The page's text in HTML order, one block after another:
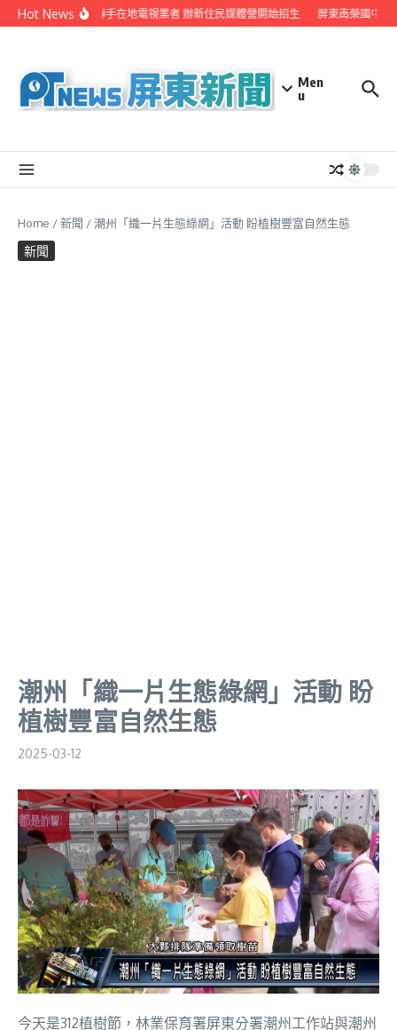
Skip to content
Hot News屏縣府聯手在地電視業者 辦新住民媒體營開始招生 屏東南榮國中赴
Men
u
Home /新聞 /潮州「織一片生態綠網」活動 盼植樹豐富自然生態
新聞
潮州「織一片生態綠網」活動 盼
植樹豐富自然生態
2025-03-12
今天是312植樹節，林業保育署屏東分署潮州工作站與潮州